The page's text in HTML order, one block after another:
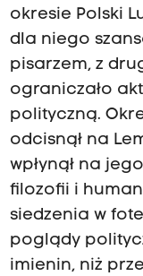
okresie Polski
dla niego
pisarzem, z
ograniczało
polityczną.
odcisnął na
wpłynął na
filozofii i
siedzenia w
poglądy
imienin, niż